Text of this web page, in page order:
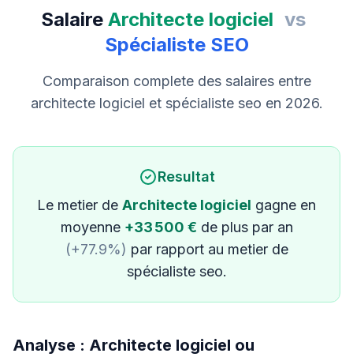
Salaire Architecte logiciel vs
Spécialiste SEO
Comparaison complete des salaires entre
architecte logiciel et spécialiste seo en 2026.
Resultat
Le metier de Architecte logiciel gagne en
moyenne +33 500 € de plus par an
(+77.9%) par rapport au metier de
spécialiste seo.
Analyse : Architecte logiciel ou